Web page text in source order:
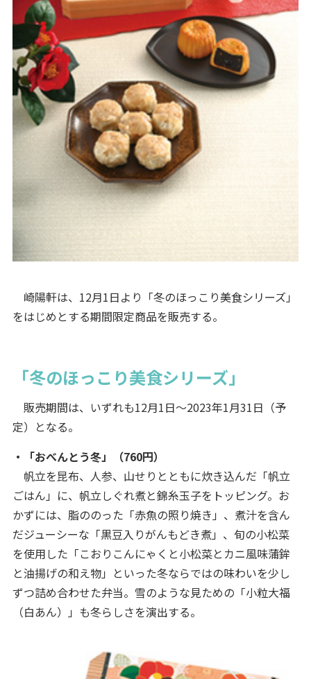
崎陽軒は、12月1日より「冬のほっこり美食シリーズ」
をはじめとする期間限定商品を販売する。
「冬のほっこり美食シリーズ」
販売期間は、いずれも12月1日～2023年1月31日（予
定）となる。
・「おべんとう冬」（760円）
帆立を昆布、人参、山せりとともに炊き込んだ「帆立
ごはん」に、帆立しぐれ煮と錦糸玉子をトッピング。お
かずには、脂ののった「赤魚の照り焼き」、煮汁を含ん
だジューシーな「黒豆入りがんもどき煮」、旬の小松菜
を使用した「こおりこんにゃくと小松菜とカニ風味蒲鉾
と油揚げの和え物」といった冬ならではの味わいを少し
ずつ詰め合わせた弁当。雪のような見ための「小粒大福
（白あん）」も冬らしさを演出する。